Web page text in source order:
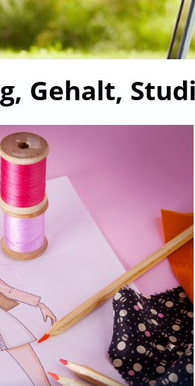
Gehalt,